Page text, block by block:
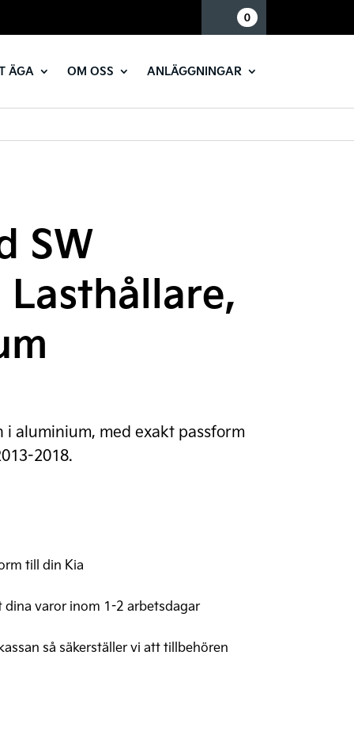
0
ÄGA OM OSS ANLÄGGNINGAR
SW
aluminium, med exakt passform
2018.
till din Kia
dina varor inom 1-2 arbetsdagar
så säkerställer vi att tillbehören